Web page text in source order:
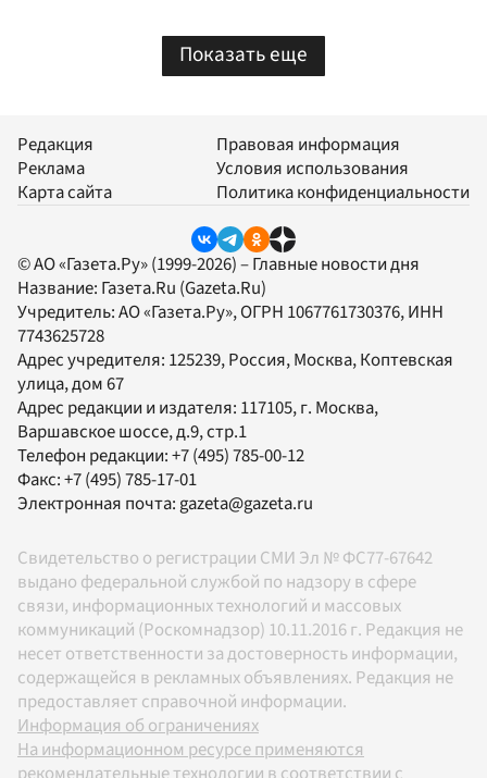
Показать еще
Редакция
Реклама
Карта сайта
Правовая информация
Условия использования
Политика конфиденциальности
© АО «Газета.Ру» (1999-2026) – Главные новости дня
Название: Газета.Ru (Gazeta.Ru)
Учредитель:АО «Газета.Ру», ОГРН 1067761730376, ИНН
7743625728
Адрес учредителя: 125239, Россия, Москва, Коптевская
улица, дом 67
Адрес редакции и издателя: 117105, г. Москва,
Варшавское шоссе, д.9, стр.1
Телефон редакции:+7 (495) 785-00-12
Факс:+7 (495) 785-17-01
Электронная почта: gazeta@gazeta.ru
Свидетельство о регистрации СМИ Эл № ФС77-67642
выдано федеральной службой по надзору в сфере
связи, информационных технологий и массовых
коммуникаций (Роскомнадзор) 10.11.2016 г. Редакция не
несет ответственности за достоверность информации,
содержащейся в рекламных объявлениях. Редакция не
предоставляет справочной информации.
Информация об ограничениях
На информационном ресурсе применяются